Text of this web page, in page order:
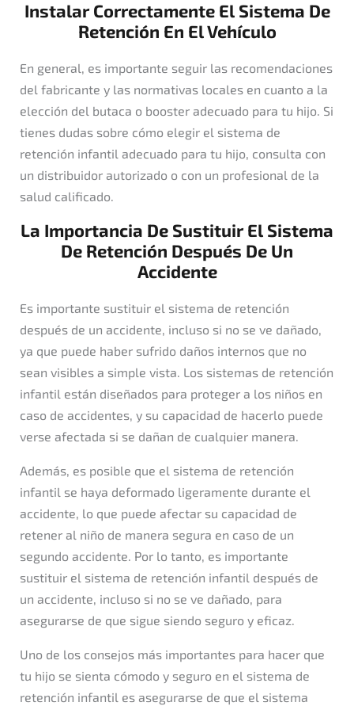
Instalar Correctamente El Sistema De
Retención En El Vehículo
En general, es importante seguir las recomendaciones
del fabricante y las normativas locales en cuanto a la
elección del butaca o booster adecuado para tu hijo. Si
tienes dudas sobre cómo elegir el sistema de
retención infantil adecuado para tu hijo, consulta con
un distribuidor autorizado o con un profesional de la
salud calificado.
La Importancia De Sustituir El Sistema
De Retención Después De Un
Accidente
Es importante sustituir el sistema de retención
después de un accidente, incluso si no se ve dañado,
ya que puede haber sufrido daños internos que no
sean visibles a simple vista. Los sistemas de retención
infantil están diseñados para proteger a los niños en
caso de accidentes, y su capacidad de hacerlo puede
verse afectada si se dañan de cualquier manera.
Además, es posible que el sistema de retención
infantil se haya deformado ligeramente durante el
accidente, lo que puede afectar su capacidad de
retener al niño de manera segura en caso de un
segundo accidente. Por lo tanto, es importante
sustituir el sistema de retención infantil después de
un accidente, incluso si no se ve dañado, para
asegurarse de que sigue siendo seguro y eficaz.
Uno de los consejos más importantes para hacer que
tu hijo se sienta cómodo y seguro en el sistema de
retención infantil es asegurarse de que el sistema